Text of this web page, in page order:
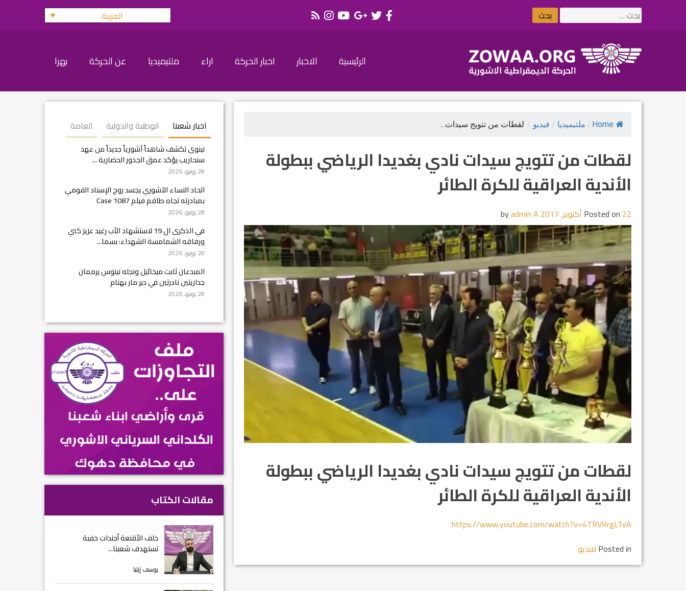
البحث
عن:
العربية
الرئيسية الاخبار اخبار الحركة اراء ملتيميديا عن الحركة بهرا
Home
/ ملتيميديا / فيديو / لقطات من تتويج سيدات...
لقطات من تتويج سيدات نادي بغديدا الرياضي ببطولة
الأندية العراقية للكرة الطائر
Posted on 22 أكتوبر, 2017 admin A
لقطات من تتويج سيدات نادي بغديدا الرياضي ببطولة
الأندية العراقية للكرة الطائر
https://www.youtube.com/watch?v=4TRVRrgLTvA
Posted in فيديو
اخبار شعبنا الوطنية والدولية العامة
نينوى تكشف شاهداً آشورياً جديداً من عهد
سنحاريب يؤكد عمق الجذور الحضارية ...
28 يونيو, 2026
اتحاد النساء الآشوري يجسد روح الإسناد القومي
بمبادرته تجاه طاقم فيلم Case 1087
28 يونيو, 2026
في الذكرى ال 19 لاستشهاد الأب رغيد عزيز كني
ورفاقه الشمامسة الشهداء: بسما...
28 يونيو, 2026
المبدعان ثابت ميخائيل ونجله نينوس يرممان
جداريتين نادرتين في دير مار بهنام
28 يونيو, 2026
مقالات الكتاب
خلف الأقنعة أجندات خفية
تستهدف شعبنا...
يوسف إيليا